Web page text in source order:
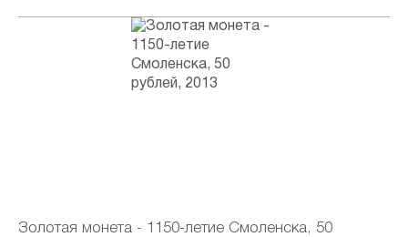
Золотая монета - 1150-летие Смоленска, 50